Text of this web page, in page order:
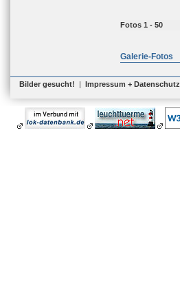
Fotos 1 - 50
Galerie-Fotos
Bilder gesucht! | Impressum + Datenschutz